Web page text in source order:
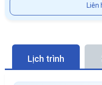
Liên
Lịch trình